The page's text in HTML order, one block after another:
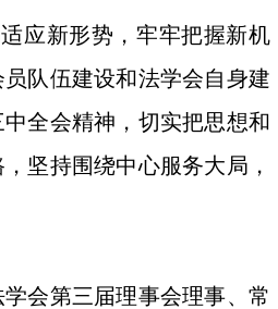
应新形势，牢牢把握新机
队伍建设和法学会自身建
全会精神，切实把思想和
坚持围绕中心服务大局，
会第三届理事会理事、常